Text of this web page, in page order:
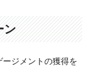
ン
ジメントの獲得を